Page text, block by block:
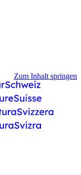
Zum Inhalt springen